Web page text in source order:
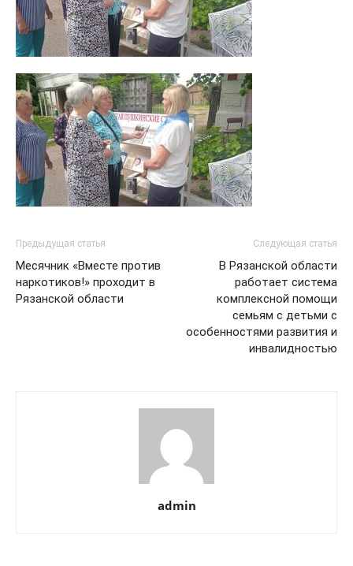
Предыдущая статья
Месячник «Вместе против
наркотиков!» проходит в
Рязанской области
Следующая статья
В Рязанской области
работает система
комплексной помощи
семьям с детьми с
особенностями развития и
инвалидностью
admin